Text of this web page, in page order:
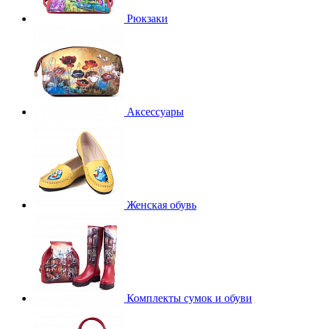
Рюкзаки
Аксессуары
Женская обувь
Комплекты сумок и обуви